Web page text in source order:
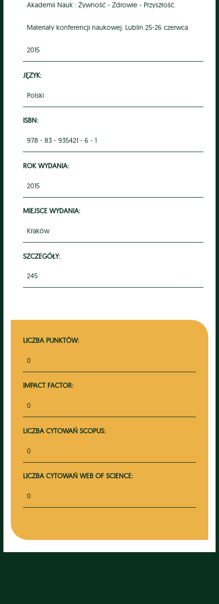
Akademii Nauk : Żywność - Zdrowie - Przyszłość.
Materiały konferencji naukowej. Lublin 25-26 czerwca
2015
JĘZYK:
Polski
ISBN:
978 - 83 - 935421 - 6 - 1
ROK WYDANIA:
2015
MIEJSCE WYDANIA:
Kraków
SZCZEGÓŁY:
245
LICZBA PUNKTÓW:
0
IMPACT FACTOR:
0
LICZBA CYTOWAŃ SCOPUS:
0
LICZBA CYTOWAŃ WEB OF SCIENCE:
0